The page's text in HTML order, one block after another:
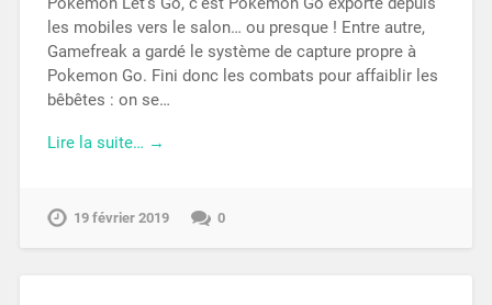
les mobiles vers le salon… ou presque ! Entre autre,
Gamefreak a gardé le système de capture propre à
Pokemon Go. Fini donc les combats pour affaiblir les
bêbêtes : on se…
Lire la suite… →
19 février 2019 0